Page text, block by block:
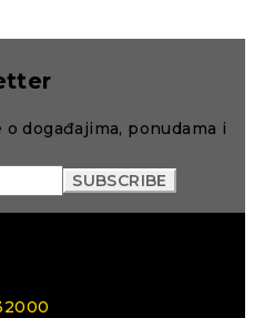
događajima, ponudama i